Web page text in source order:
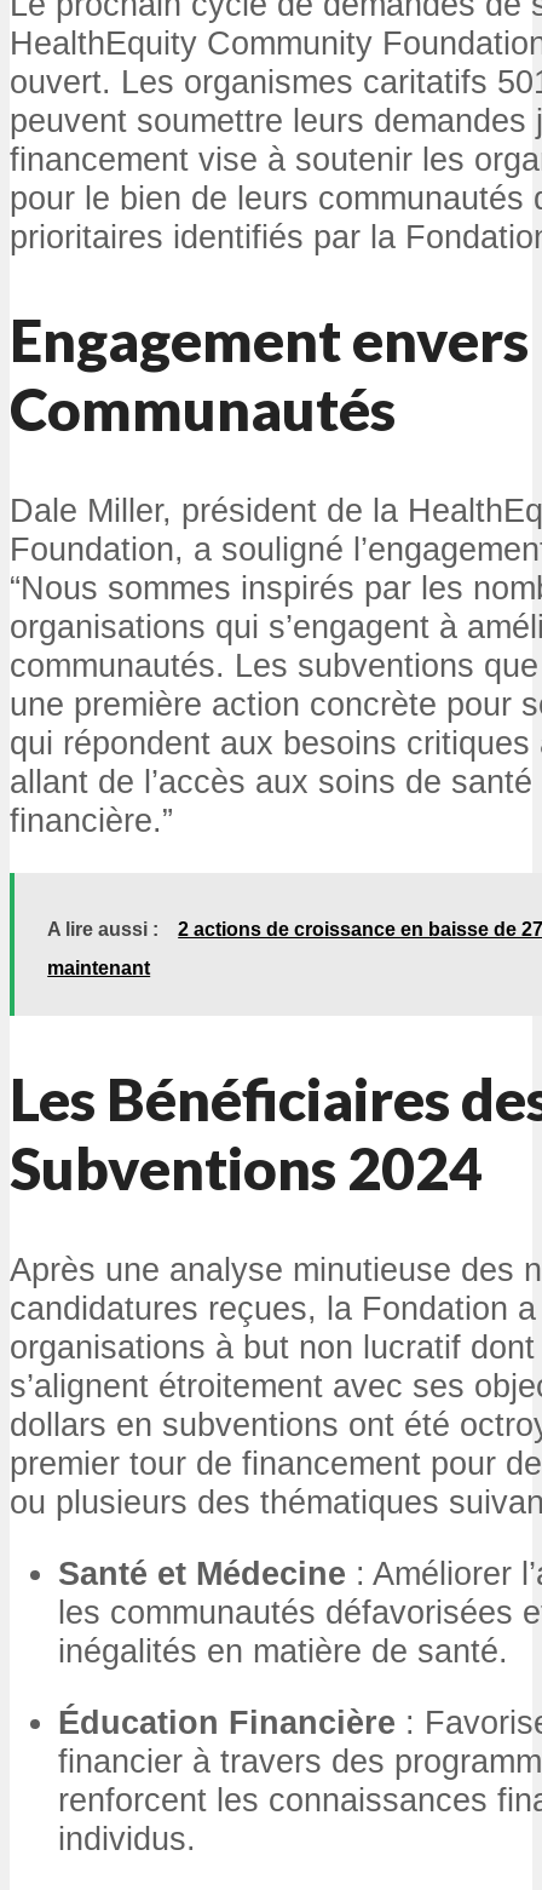
HealthEquity Community
ouvert. Les organismes caritatifs
peuvent soumettre leurs demandes
financement vise à soutenir les
pour le bien de leurs communautés
prioritaires identifiés par la
Engagement envers
Communautés
Dale Miller, président de la
Foundation, a souligné
“Nous sommes inspirés par les
organisations qui s’engagent à
communautés. Les subventions
une première action concrète pour
qui répondent aux besoins critiques
allant de l’accès aux soins de santé
financière.”
A lire aussi :
2 actions de croissance en baisse de
maintenant
Les Bénéficiaires
Subventions 2024
Après une analyse minutieuse des
candidatures reçues, la Fondation
organisations à but non lucratif
s’alignent étroitement avec ses
dollars en subventions ont été
premier tour de financement pour
ou plusieurs des thématiques
Santé et Médecine : Améliorer
les communautés défavorisées
inégalités en matière de santé.
Éducation Financière :
financier à travers des
renforcent les connaissances
individus.